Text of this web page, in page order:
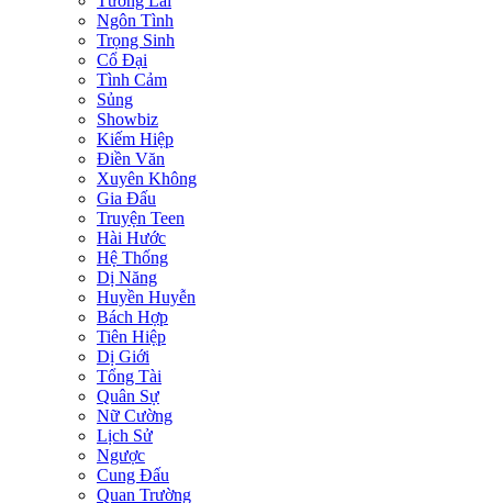
Ngôn Tình
Trọng Sinh
Cổ Đại
Tình Cảm
Sủng
Showbiz
Kiếm Hiệp
Điền Văn
Xuyên Không
Gia Đấu
Truyện Teen
Hài Hước
Hệ Thống
Dị Năng
Huyền Huyễn
Bách Hợp
Tiên Hiệp
Dị Giới
Tổng Tài
Quân Sự
Nữ Cường
Lịch Sử
Ngược
Cung Đấu
Quan Trường